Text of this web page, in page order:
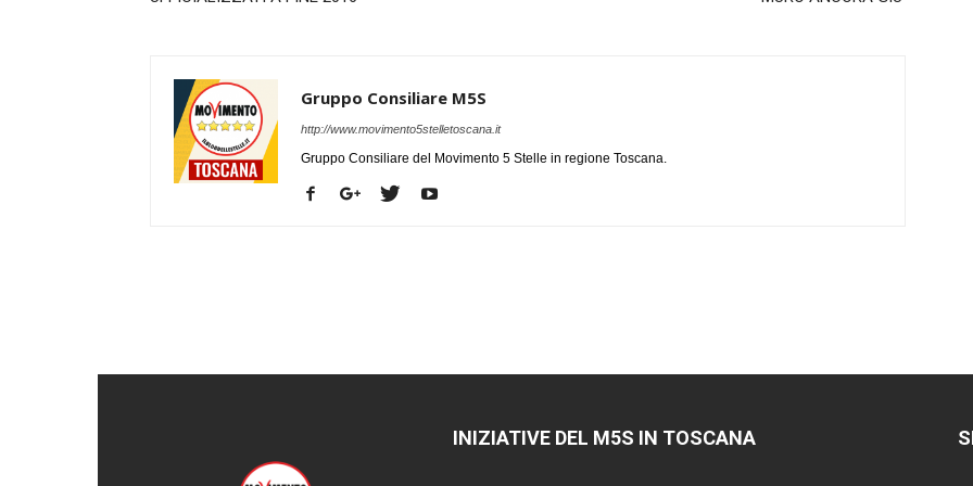
Gruppo Consiliare M5S
http://www.movimento5stelletoscana.it
Gruppo Consiliare del Movimento 5 Stelle in regione Toscana.
INIZIATIVE DEL M5S IN TOSCANA